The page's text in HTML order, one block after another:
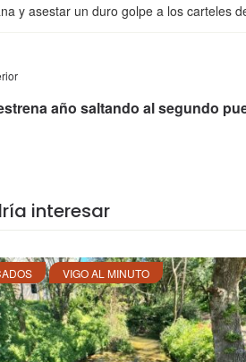
y asestar un duro golpe a los carteles
año saltando al segundo
interesar
VIGO AL MINUTO